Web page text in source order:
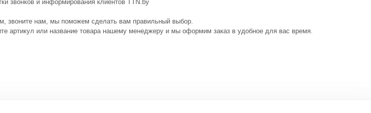
звонков и информирования клиентов TTN.by
звоните нам, мы поможем сделать вам правильный выбор.
артикул или название товара нашему менеджеру и мы оформим заказ в удобное для вас время.